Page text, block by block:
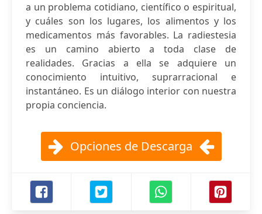
a un problema cotidiano, científico o espiritual,
y cuáles son los lugares, los alimentos y los
medicamentos más favorables. La radiestesia
es un camino abierto a toda clase de
realidades. Gracias a ella se adquiere un
conocimiento intuitivo, suprarracional e
instantáneo. Es un diálogo interior con nuestra
propia conciencia.
Opciones de Descarga